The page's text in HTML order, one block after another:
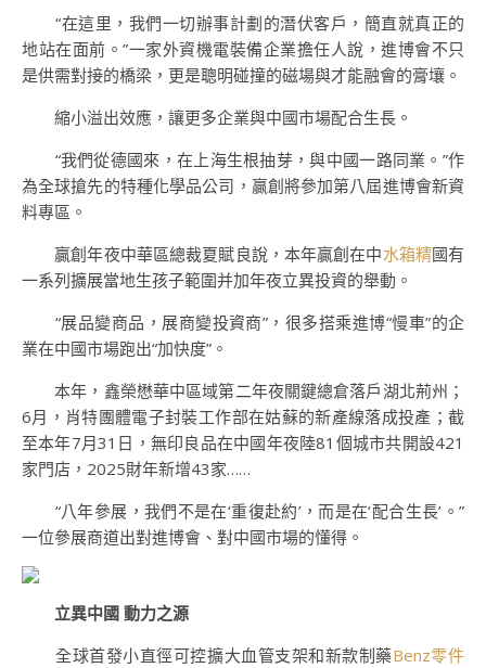
“在這里，我們一切辦事計劃的潛伏客戶，簡直就真正的
地站在面前。”一家外資機電裝備企業擔任人說，進博會不只
是供需對接的橋梁，更是聰明碰撞的磁場與才能融會的膏壤。
縮小溢出效應，讓更多企業與中國市場配合生長。
“我們從德國來，在上海生根抽芽，與中國一路同業。”作
為全球搶先的特種化學品公司，贏創將參加第八屆進博會新資
料專區。
贏創年夜中華區總裁夏賦良說，本年贏創在中水箱精國有
一系列擴展當地生孩子範圍并加年夜立異投資的舉動。
“展品變商品，展商變投資商”，很多搭乘進博“慢車”的企
業在中國市場跑出“加快度”。
本年，鑫榮懋華中區域第二年夜關鍵總倉落戶湖北荊州；
6月，肖特團體電子封裝工作部在姑蘇的新產線落成投產；截
至本年7月31日，無印良品在中國年夜陸81個城市共開設421
家門店，2025財年新增43家……
“八年參展，我們不是在‘重復赴約’，而是在‘配合生長’。”
一位參展商道出對進博會、對中國市場的懂得。
立異中國 動力之源
全球首發小直徑可控擴大血管支架和新款制藥Benz零件